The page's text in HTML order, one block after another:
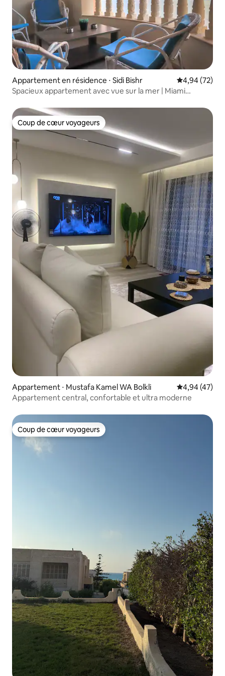
Appartement en résidence ⋅ Sidi Bishr Évaluation
4,94 (72)
Spacieux appartement avec vue sur la mer | Miami
Coup de cœur voyageurs
Coup de cœur voyageurs
Appartement ⋅ Mustafa Kamel WA Bolkli Évaluation
4,94 (47)
Appartement central, confortable et ultra moderne
Coup de cœur voyageurs
Coup de cœur voyageurs